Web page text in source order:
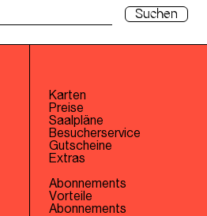
Suchen
Karten
Preise
Saalpläne
Besucherservice
Gutscheine
Extras
Abonnements
Vorteile
Abonnements